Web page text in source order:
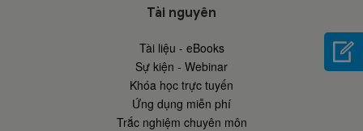
Tài nguyên
Tài liệu - eBooks
Sự kiện - Webinar
Khóa học trực tuyến
Ứng dụng miễn phí
Trắc nghiệm chuyên môn